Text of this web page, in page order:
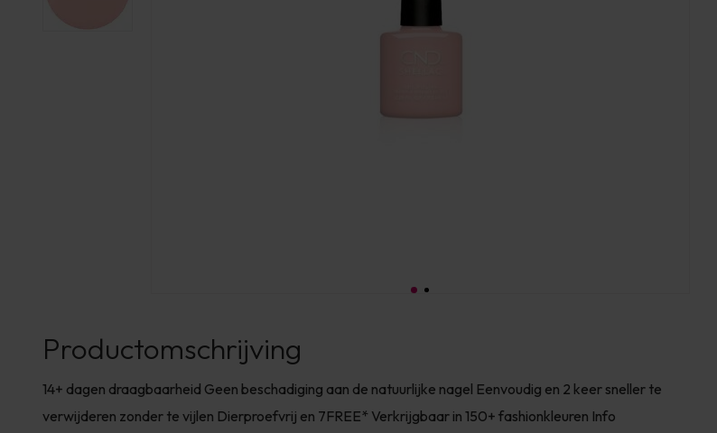
Productomschrijving
14+ dagen draagbaarheid Geen beschadiging aan de natuurlijke nagel Eenvoudig en 2 keer sneller te
verwijderen zonder te vijlen Dierproefvrij en 7FREE* Verkrijgbaar in 150+ fashionkleuren Info